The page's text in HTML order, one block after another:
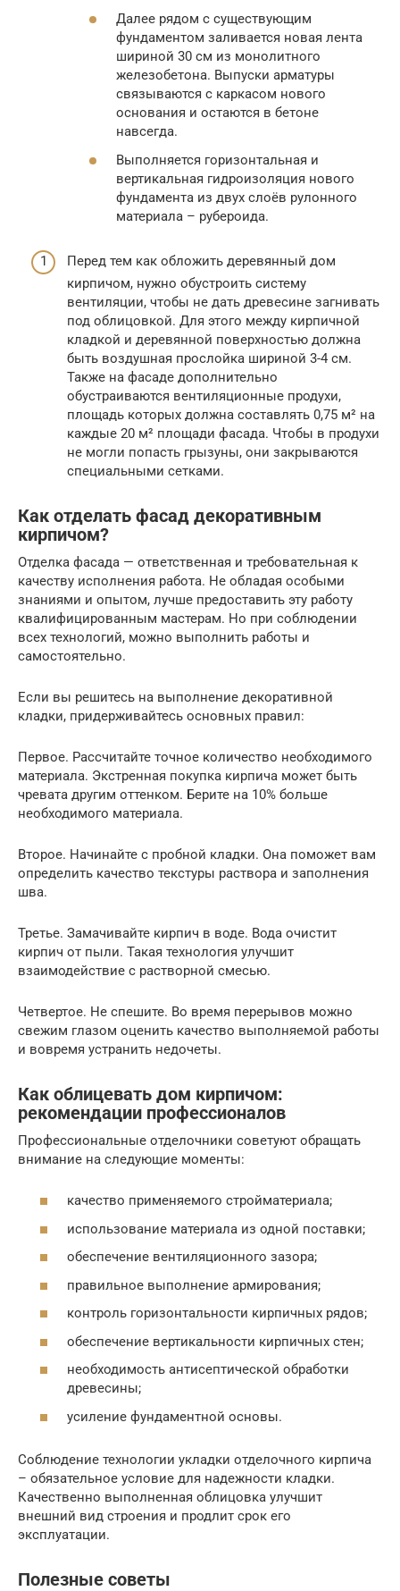
Далее рядом с существующим
фундаментом заливается новая лента
шириной 30 см из монолитного
железобетона. Выпуски арматуры
связываются с каркасом нового
основания и остаются в бетоне
навсегда.
Выполняется горизонтальная и
вертикальная гидроизоляция нового
фундамента из двух слоёв рулонного
материала – рубероида.
Перед тем как обложить деревянный дом
кирпичом, нужно обустроить систему
вентиляции, чтобы не дать древесине загнивать
под облицовкой. Для этого между кирпичной
кладкой и деревянной поверхностью должна
быть воздушная прослойка шириной 3-4 см.
Также на фасаде дополнительно
обустраиваются вентиляционные продухи,
площадь которых должна составлять 0,75 м² на
каждые 20 м² площади фасада. Чтобы в продухи
не могли попасть грызуны, они закрываются
специальными сетками.
Как отделать фасад декоративным
кирпичом?
Отделка фасада — ответственная и требовательная к
качеству исполнения работа. Не обладая особыми
знаниями и опытом, лучше предоставить эту работу
квалифицированным мастерам. Но при соблюдении
всех технологий, можно выполнить работы и
самостоятельно.
Если вы решитесь на выполнение декоративной
кладки, придерживайтесь основных правил:
Первое. Рассчитайте точное количество необходимого
материала. Экстренная покупка кирпича может быть
чревата другим оттенком. Берите на 10% больше
необходимого материала.
Второе. Начинайте с пробной кладки. Она поможет вам
определить качество текстуры раствора и заполнения
шва.
Третье. Замачивайте кирпич в воде. Вода очистит
кирпич от пыли. Такая технология улучшит
взаимодействие с растворной смесью.
Четвертое. Не спешите. Во время перерывов можно
свежим глазом оценить качество выполняемой работы
и вовремя устранить недочеты.
Как облицевать дом кирпичом:
рекомендации профессионалов
Профессиональные отделочники советуют обращать
внимание на следующие моменты:
качество применяемого стройматериала;
использование материала из одной поставки;
обеспечение вентиляционного зазора;
правильное выполнение армирования;
контроль горизонтальности кирпичных рядов;
обеспечение вертикальности кирпичных стен;
необходимость антисептической обработки
древесины;
усиление фундаментной основы.
Соблюдение технологии укладки отделочного кирпича
– обязательное условие для надежности кладки.
Качественно выполненная облицовка улучшит
внешний вид строения и продлит срок его
эксплуатации.
Полезные советы